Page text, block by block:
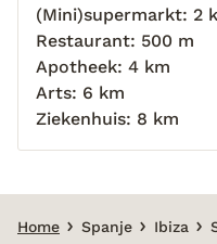
(Mini)supermarkt: 2
Restaurant: 500 m
Apotheek: 4 km
Arts: 6 km
Ziekenhuis: 8 km
Home Spanje Ibiza